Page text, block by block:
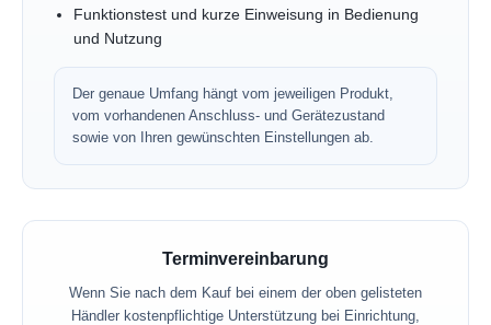
Funktionstest und kurze Einweisung in Bedienung
und Nutzung
Der genaue Umfang hängt vom jeweiligen Produkt,
vom vorhandenen Anschluss- und Gerätezustand
sowie von Ihren gewünschten Einstellungen ab.
Terminvereinbarung
Wenn Sie nach dem Kauf bei einem der oben gelisteten
Händler kostenpflichtige Unterstützung bei Einrichtung,